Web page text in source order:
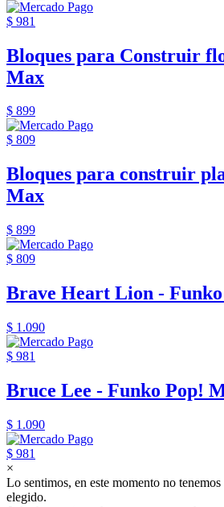
$ 981
Bloques para Construir
Max
$ 899
$ 809
Bloques para construir
Max
$ 899
$ 809
Brave Heart Lion -
$ 1.090
$ 981
Bruce Lee - Funko Pop!
$ 1.090
$ 981
×
Lo sentimos, en este momento no
elegido.